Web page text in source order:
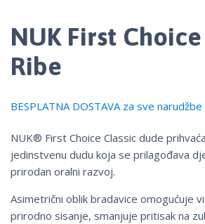
NUK First
Ribe
BESPLATNA DOSTAVA za sve
NUK® First Choice Classic dude
jedinstvenu dudu koja se prilagođava
prirodan oralni razvoj.
Asimetrični oblik bradavice omogućuje
prirodno sisanje, smanjuje pritisak na